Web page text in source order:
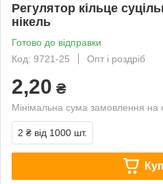
Регулятор кільце
нікель
Готово до відправки
Код: 9721-25
Опт і роздріб
2,20 ₴
Мінімальна сума замовлення на
2 ₴ від 1000 шт.